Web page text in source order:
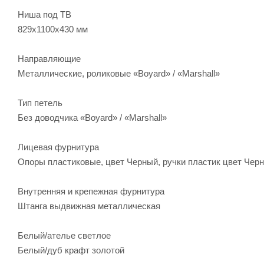
Ниша под ТВ
829х1100х430 мм
Направляющие
Металлические, роликовые «Boyard» / «Marshall»
Тип петель
Без доводчика «Boyard» / «Marshall»
Лицевая фурнитура
Опоры пластиковые, цвет Черный, ручки пластик цвет
Внутренняя и крепежная фурнитура
Штанга выдвижная металлическая
Белый/ателье светлое
Белый/дуб крафт золотой